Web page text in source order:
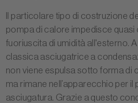
Il particolare tipo di costruzione
pompa di calore impedisce
fuoriuscita di umidità all'esterno.
classica asciugatrice a
non viene espulsa sotto forma di
ma rimane nell’apparecchio per il
asciugatura. Grazie a questo